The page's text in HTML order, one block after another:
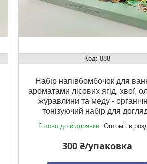
888
Набір напівбомбочок для
ароматами лісових ягід, хвої,
журавлини та меду -
тонізуючий набір для
Готово до відправки Оптом і в
300 ₴/упаковка